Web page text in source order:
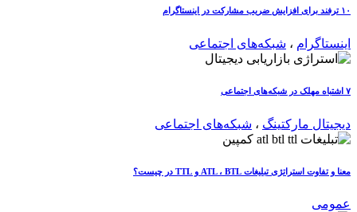
۱۰ ترفند برای افزایش ضریب مشارکت در اینستاگرام
اینستاگرام ، شبکه‌های اجتماعی
۷ اشتباه مهلک در شبکه‌های اجتماعی
دیجیتال مارکتینگ ، شبکه‌های اجتماعی
معنا و تفاوت استراتژی تبلیغات ATL ، BTL و TTL در چیست؟
عمومی